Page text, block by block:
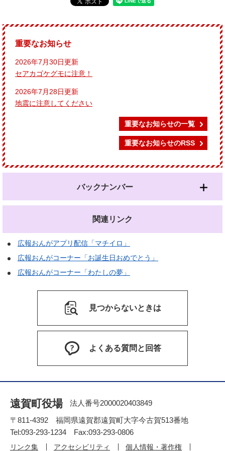
重要なお知らせ
2026年7月30日更新
セアカゴケグモに注意！
2026年7月28日更新
地震に注意してください
重要なお知らせの一覧
重要なお知らせのRSS
バックナンバー
関連リンク
広報おんがアプリ配信「マチイロ」
広報おんがコーナー「お誕生日おめでとう」
広報おんがコーナー「わたしの夢」
見つからないときは
よくある質問と回答
遠賀町役場
法人番号2000020403849
〒811-4392 福岡県遠賀郡遠賀町大字今古賀513番地
Tel:093-293-1234 Fax:093-293-0806
リンク集 アクセシビリティ 個人情報・著作権